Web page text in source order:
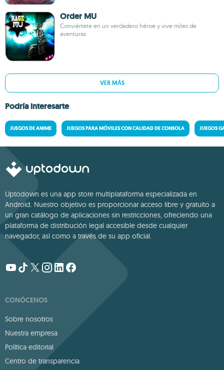
Order MU
Conviértete en un verdadero héroe y vive miles de
aventuras
VER MÁS
Podría interesarte
JUEGOS DE ANIME JUEGOS PARA MÓVILES CON CALIDAD DE CONSOLA JUEGOS
Uptodown es una app store multiplataforma especializada en
Android. Nuestro objetivo es proporcionar acceso libre y gratuito a
un gran catálogo de aplicaciones sin restricciones, ofreciendo una
plataforma de distribución legal accesible desde cualquier
navegador, así como a través de su app oficial.
CONÓCENOS
Sobre nosotros
Nuestra empresa
Política editorial
Centro de transparencia